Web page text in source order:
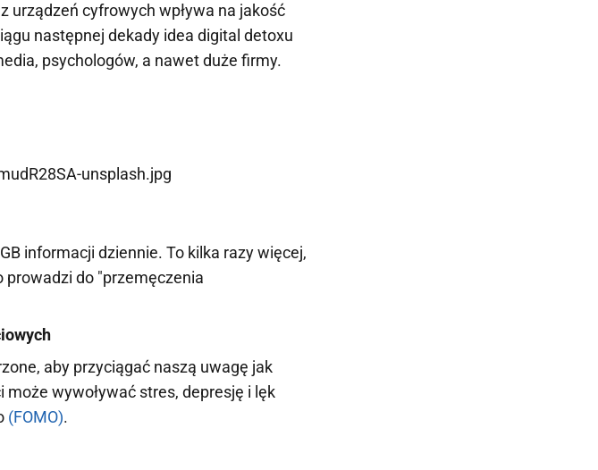
urządzeń cyfrowych wpływa na jakość
następnej dekady idea digital detoxu
psychologów, a nawet duże firmy.
informacji dziennie. To kilka razy więcej,
do "przemęczenia
aby przyciągać naszą uwagę jak
może wywoływać stres, depresję i lęk
(FOMO).